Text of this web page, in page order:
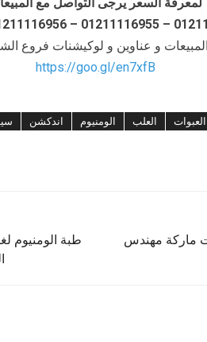
و عناوين و لوكيشنات فروع
https://goo.gl/en7xfB
العبوات العلب الومنيوم اندكشن
ماركة مهندس
طبة الومنيوم